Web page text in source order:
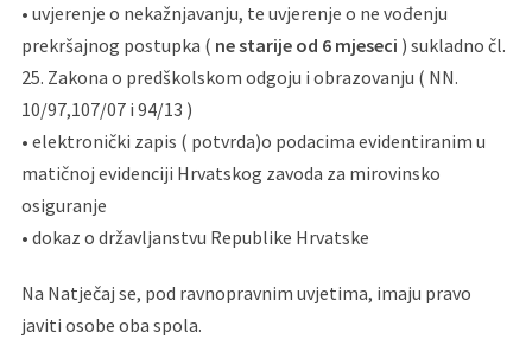
• uvjerenje o nekažnjavanju, te uvjerenje o ne vođenju
prekršajnog postupka ( ne starije od 6 mjeseci ) sukladno čl.
25. Zakona o predškolskom odgoju i obrazovanju ( NN.
10/97,107/07 i 94/13 )
• elektronički zapis ( potvrda)o podacima evidentiranim u
matičnoj evidenciji Hrvatskog zavoda za mirovinsko
osiguranje
• dokaz o državljanstvu Republike Hrvatske
Na Natječaj se, pod ravnopravnim uvjetima, imaju pravo
javiti osobe oba spola.